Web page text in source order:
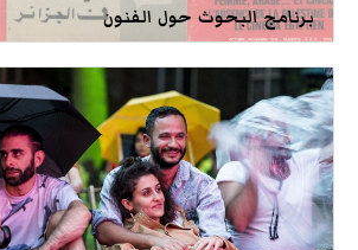
برنامج البحوث حول الفنون